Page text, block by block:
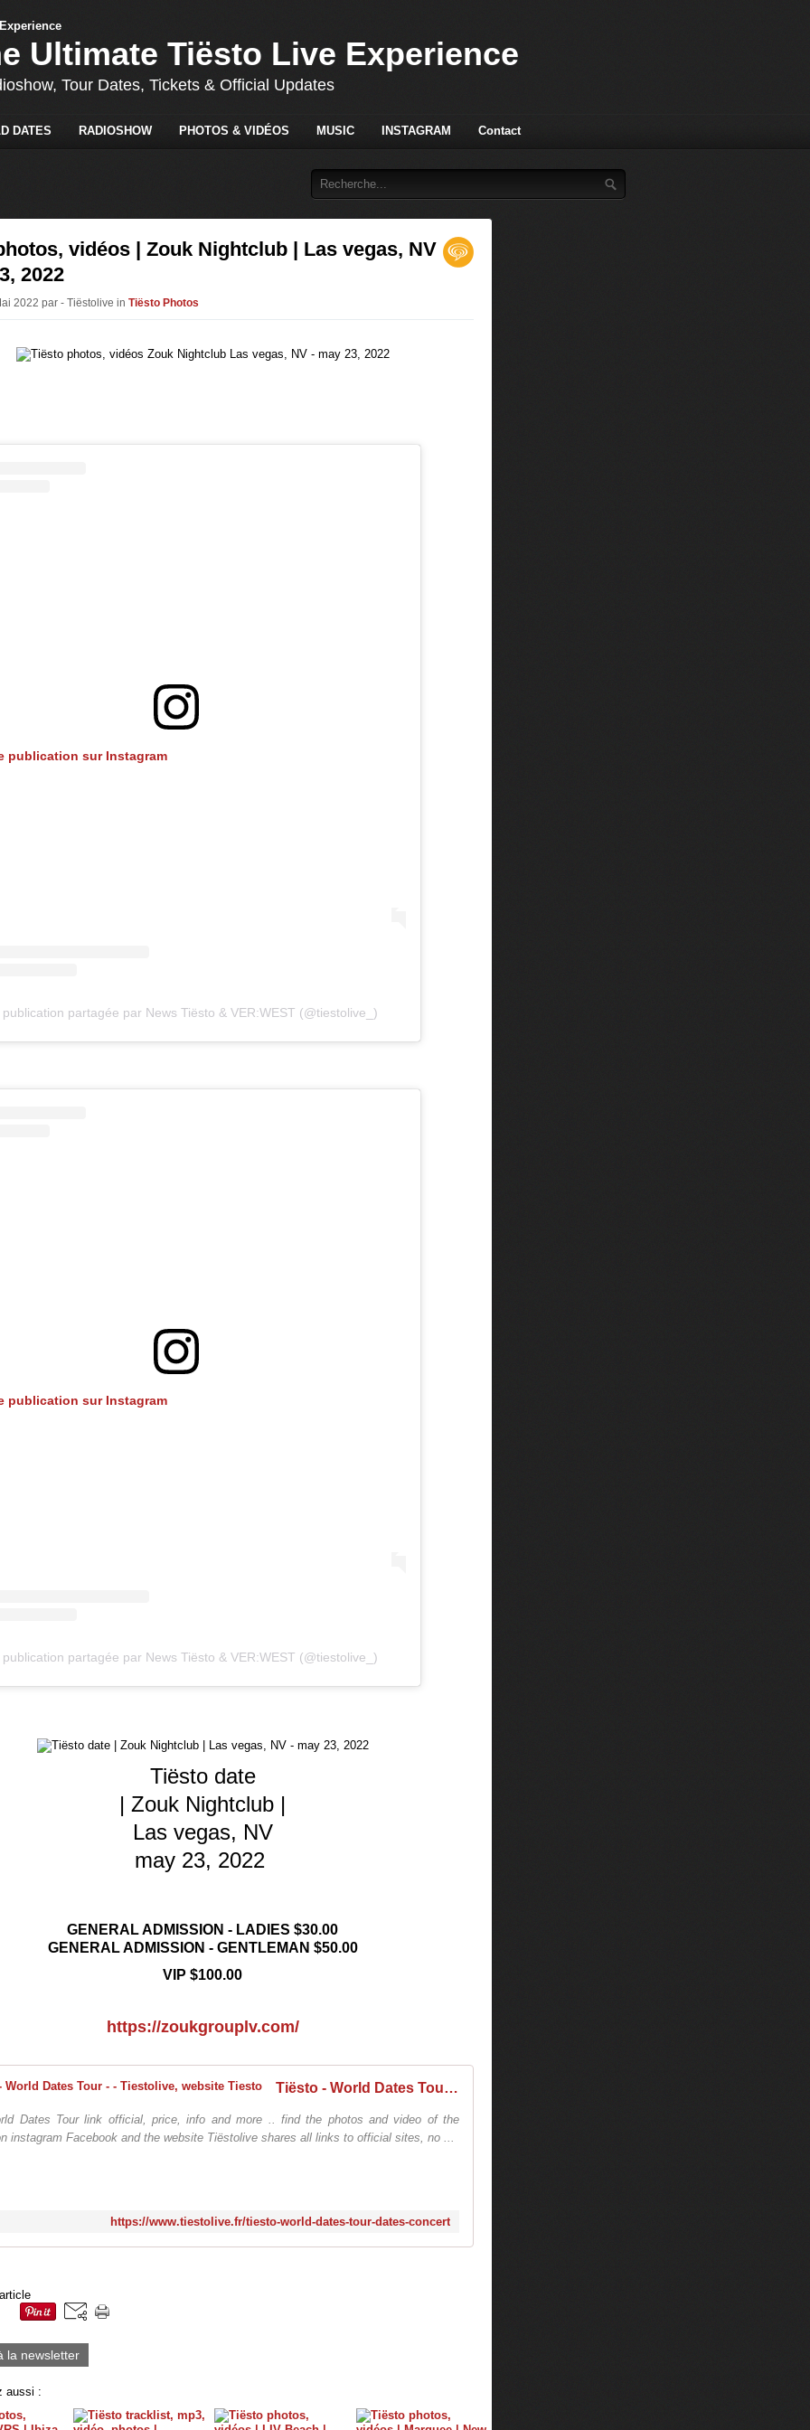
Ultimate Tiësto Live Experience
Tour Dates, Tickets & Official Updates
DATES RADIOSHOW PHOTOS & VIDÉOS MUSIC INSTAGRAM Contact
vidéos | Zouk Nightclub | Las vegas, NV
2022
2022 par - Tiëstolive in Tiësto Photos
publication sur Instagram
partagée par News Tiësto & VER:WEST (@tiestolive_)
publication sur Instagram
partagée par News Tiësto & VER:WEST (@tiestolive_)
Tiësto date
| Zouk Nightclub |
Las vegas, NV
may 23, 2022
GENERAL ADMISSION - LADIES $30.00
GENERAL ADMISSION - GENTLEMAN $50.00
VIP $100.00
https://zoukgrouplv.com/
Tiësto - World Dates Tour - - Tiestolive, website Tiesto
Dates Tour link official, price, info and more .. find the photos and video of the
instagram Facebook and the website Tiëstolive shares all links to official sites, no ...
https://www.tiestolive.fr/tiesto-world-dates-tour-dates-concert
la newsletter
aussi :